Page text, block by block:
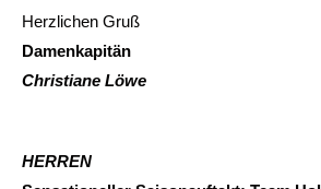
Herzlichen Gruß
Damenkapitän
Christiane Löwe
HERREN